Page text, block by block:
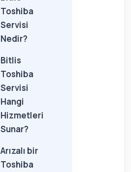
Toshiba
Servisi
Nedir?
Bitlis
Toshiba
Servisi
Hangi
Hizmetleri
Sunar?
Arızalı bir
Toshiba